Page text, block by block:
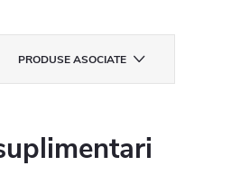
PRODUSE ASOCIATE